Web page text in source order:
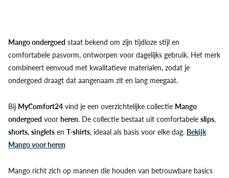
Mango ondergoed staat bekend om zijn tijdloze stijl en
comfortabele pasvorm, ontworpen voor dagelijks gebruik. Het merk
combineert eenvoud met kwalitatieve materialen, zodat je
ondergoed draagt dat aangenaam zit en lang meegaat.
Bij MyComfort24 vind je een overzichtelijke collectie Mango
ondergoed voor heren. De collectie bestaat uit comfortabele slips,
shorts, singlets en T-shirts, ideaal als basis voor elke dag. Bekijk
Mango voor heren
Mango richt zich op mannen die houden van betrouwbare basics